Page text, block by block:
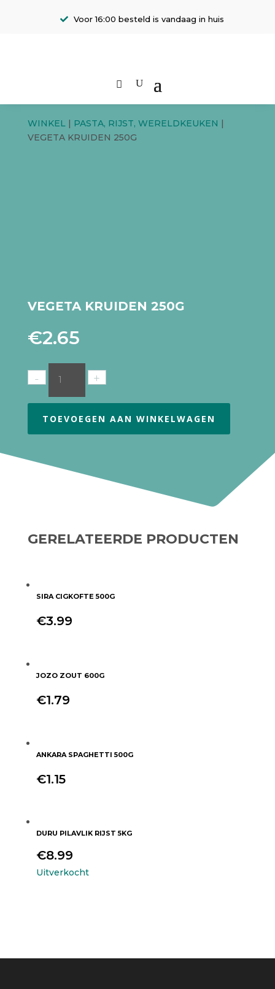
Voor 16:00 besteld is vandaag in huis
WINKEL| PASTA, RIJST, WERELDKEUKEN |
VEGETA KRUIDEN 250G
VEGETA KRUIDEN 250G
€2.65
TOEVOEGEN AAN WINKELWAGEN
GERELATEERDE PRODUCTEN
SIRA CIGKOFTE 500G
€3.99
JOZO ZOUT 600G
€1.79
ANKARA SPAGHETTI 500G
€1.15
DURU PILAVLIK RIJST 5KG
€8.99
Uitverkocht